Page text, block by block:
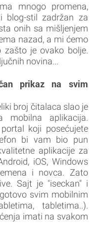
mnogo promena,
blog-stil zadržan za
onih sa mišljenjem
nazad, a mi ćemo
je ovako bolje.
novina...
prikaz na svim
broj čitalaca slao je
aplikacija.
koji posećujete
bi vam bio pun
aplikacije za
iOS, Windows
i novca. Zato
Sajt je "iseckan" i
svim mobilnim
tabletima..).
imati na svakom